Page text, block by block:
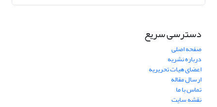
دسترسی سریع
صفحه اصلی
درباره نشریه
اعضای هیات تحریریه
ارسال مقاله
تماس با ما
نقشه سایت